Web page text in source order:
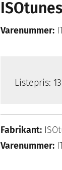
Varenummer:
Listepris:
Fabrikant:
Varenummer: